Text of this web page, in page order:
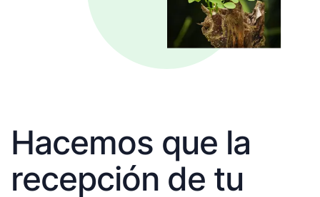
Hacemos que la
recepción de tu